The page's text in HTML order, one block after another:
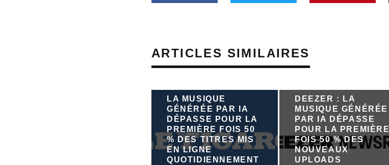
ARTICLES SIMILAIRES
LA MUSIQUE
GÉNÉRÉE PAR IA
DÉPASSE POUR LA
PREMIÈRE FOIS 50
% DES TITRES MIS
EN LIGNE
QUOTIDIENNEMENT
DEEZER : LA
MUSIQUE GÉNÉRÉE
PAR IA DÉPASSE
POUR LA PREMIÈRE
FOIS 50 % DES
NOUVEAUX
UPLOADS